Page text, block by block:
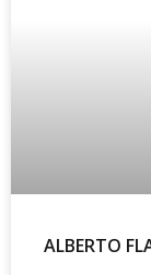
ALBERTO